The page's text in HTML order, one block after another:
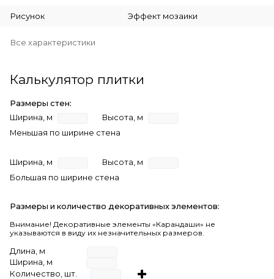
Рисунок Эффект мозаики
Все характеристики
Калькулятор плитки
Размеры стен:
Ширина, м
Высота, м
Меньшая по ширине стена
Ширина, м
Высота, м
Большая по ширине стена
Размеры и количество декоративных элементов:
Внимание! Декоративные элементы «Карандаши» не
указываются в виду их незначительных размеров.
Длина, м
Ширина, м
Количество, шт.